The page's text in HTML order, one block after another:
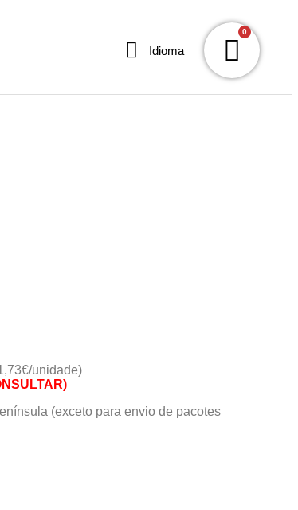
Idioma
0
unidade)
(exceto para envio de pacotes